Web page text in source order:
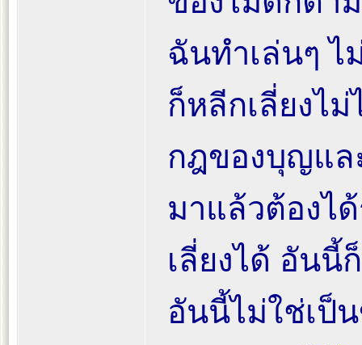
ฉันทำเล่นๆ
ก็หลีกเลี่ยงไม่
กฎของบุญแล
มาแล้วต้องไ
เลี่ยงได้ อันนี้
อันนี้ไม่ใช่เป็